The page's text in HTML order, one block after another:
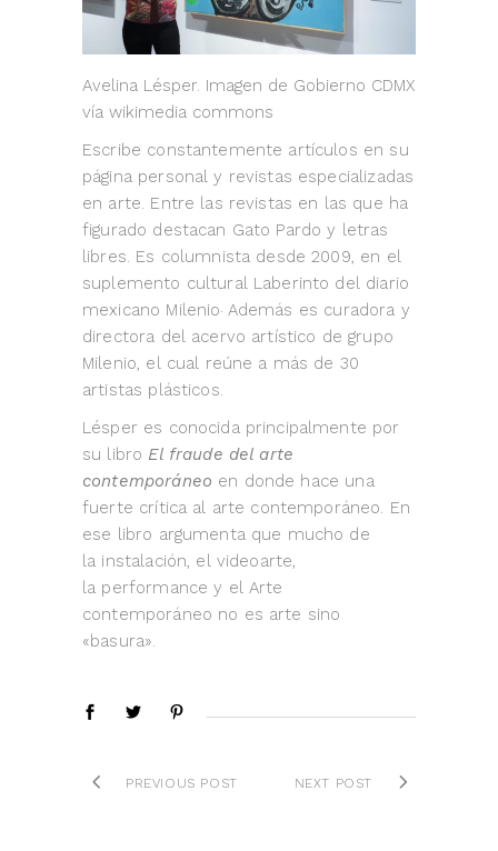
Avelina Lésper. Imagen de Gobierno CDMX
vía wikimedia commons
Escribe constantemente artículos en su
página personal y revistas especializadas
en arte. Entre las revistas en las que ha
figurado destacan Gato Pardo y letras
libres. Es columnista desde 2009, en el
suplemento cultural Laberinto del diario
mexicano Milenio. Además es curadora y
directora del acervo artístico de grupo
Milenio, el cual reúne a más de 30
artistas plásticos.
Lésper es conocida principalmente por
su libro El fraude del arte
contemporáneo en donde hace una
fuerte crítica al arte contemporáneo. En
ese libro argumenta que mucho de
la instalación, el videoarte,
la performance y el Arte
contemporáneo no es arte sino
«basura».
PREVIOUS POST NEXT POST